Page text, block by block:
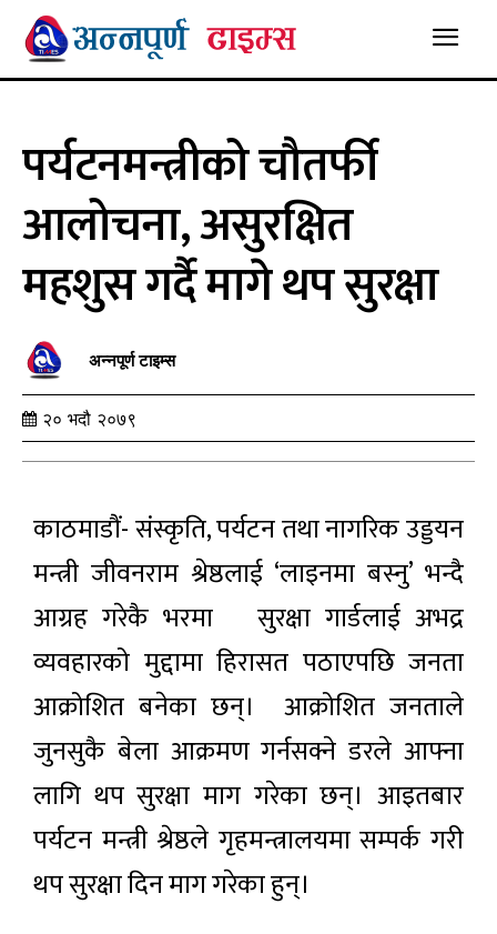
पर्यटनमन्त्रीको चौतर्फी
आलोचना, असुरक्षित
महशुस गर्दै मागे थप सुरक्षा
अन्नपूर्ण टाइम्स
२० भदौ २०७९
काठमाडौं- संस्कृति, पर्यटन तथा नागरिक उड्डयन
मन्त्री जीवनराम श्रेष्ठलाई ‘लाइनमा बस्नु’ भन्दै
आग्रह गरेकै भरमा सुरक्षा गार्डलाई अभद्र
व्यवहारको मुद्दामा हिरासत पठाएपछि जनता
आक्रोशित बनेका छन्। आक्रोशित जनताले
जुनसुकै बेला आक्रमण गर्नसक्ने डरले आफ्ना
लागि थप सुरक्षा माग गरेका छन्। आइतबार
पर्यटन मन्त्री श्रेष्ठले गृहमन्त्रालयमा सम्पर्क गरी
थप सुरक्षा दिन माग गरेका हुन्।